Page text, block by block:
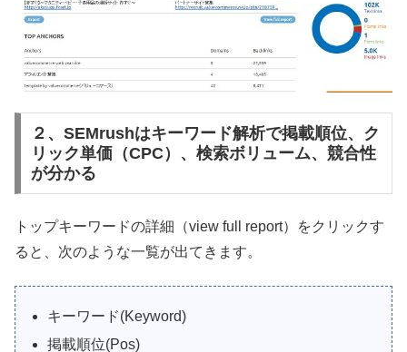
２、SEMrushはキーワード解析で掲載順位、ク
リック単価（CPC）、検索ボリューム、競合性
が分かる
トップキーワードの詳細（view full report）をクリックす
ると、次のような一覧が出てきます。
キーワード(Keyword)
掲載順位(Pos)